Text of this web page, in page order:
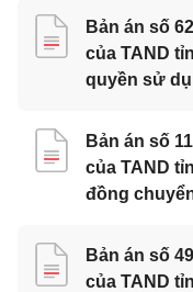
Bản án số
của TAND
quyền sử
Bản án số
của TAND
đồng
Bản án số
của TAND